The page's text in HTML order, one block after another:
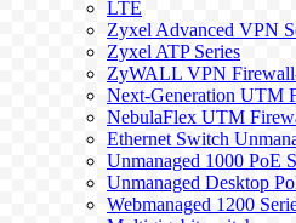
LTE
Zyxel Advanced VPN
Zyxel ATP Series
ZyWALL VPN
Next-Generation UTM
NebulaFlex UTM
Ethernet Switch
Unmanaged 1000 PoE
Unmanaged Desktop
Webmanaged 1200